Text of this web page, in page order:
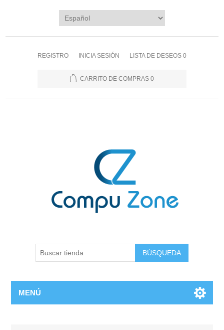
REGISTRO INICIA SESIÓN LISTA DE DESEOS 0
CARRITO DE COMPRAS 0
BÚSQUEDA
MENÚ